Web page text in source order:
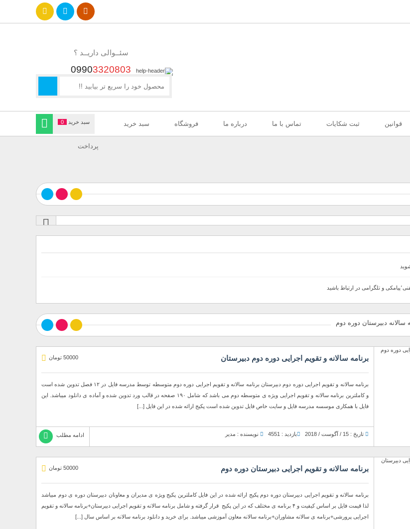
سئــوالی داریــد ؟
09903320803
سبد خرید 0 قوانین ثبت شکایات تماس با ما درباره ما فروشگاه سبد خرید
پرداخت
دبیرستان دوره دوم
50000 تومان برنامه سالانه و تقویم اجرایی دوره دوم دبیرستان
برنامه سالانه و تقویم اجرایی دوره دوم دبیرستان برنامه سالانه و تقویم اجرایی دوره دوم متوسطه توسط مدرسه فایل در ۱۲ فصل تدوین شده است
و کاملترین برنامه سالانه و تقویم اجرایی ویژه ی متوسطه دوم می باشد که شامل ۱۹۰ صفحه در قالب ورد تدوین شده و آماده ی دانلود میباشد. این
فایل با همکاری موسسه مدرسه فایل و سایت خاص فایل تدوین شده است پکیج ارائه شده در این فایل [...]
ادامه مطلب تاریخ : 15 / آگوست / 2018 بازدید : 4551 نویسنده : مدیر
50000 تومان برنامه سالانه و تقویم اجرایی دبیرستان دوره دوم
برنامه سالانه و تقویم اجرایی دبیرستان دوره دوم پکیج ارائه شده در این فایل کاملترین پکیج ویژه ی مدیران و معاونان دبیرستان دوره ی دوم مبیاشد
لذا قیمت فایل بر اساس کیفیت و ۴ برنامه ی مختلف که در این پکیج قرار گرفته و شامل برنامه سالانه و تقویم اجرایی دبیرستان+برنامه سالانه و تقویم
اجرایی پرورشی+برنامه ی سالانه مشاوران+برنامه سالانه معاون آموزشی میباشد. برای خرید و دانلود برنامه سالانه بر اساس سال [...]